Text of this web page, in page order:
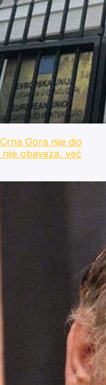
Gora nije dio
obaveza, već